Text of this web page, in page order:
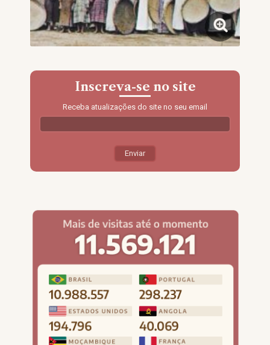
Inscreva-se no site
Receba atualizações do site no seu email